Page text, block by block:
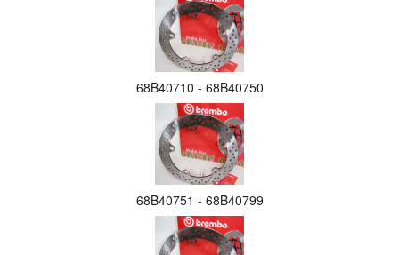
68B40710 - 68B40750
68B40751 - 68B40799